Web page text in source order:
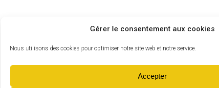
Gérer le consentement aux cookies
Nous utilisons des cookies pour optimiser notre site web et notre service.
Accepter